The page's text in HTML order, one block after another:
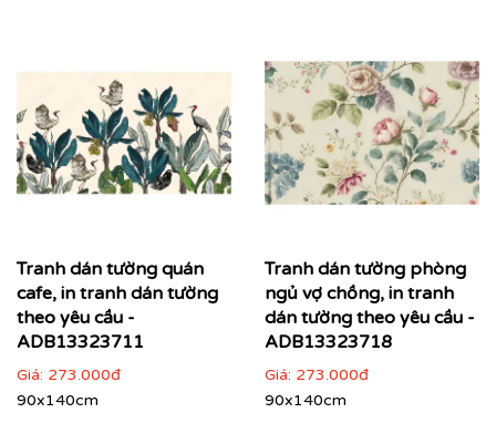
Tranh dán tường quán
cafe, in tranh dán tường
theo yêu cầu -
ADB13323711
Giá: 273.000đ
90x140cm
Tranh dán tường phòng
ngủ vợ chồng, in tranh
dán tường theo yêu cầu -
ADB13323718
Giá: 273.000đ
90x140cm